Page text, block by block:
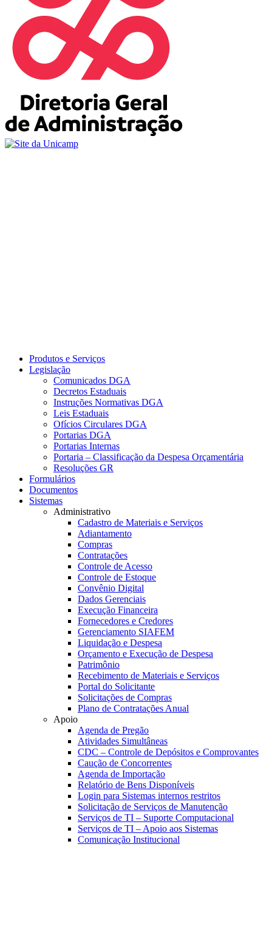
Produtos e Serviços
Legislação
Comunicados DGA
Decretos Estaduais
Instruções Normativas DGA
Leis Estaduais
Ofícios Circulares DGA
Portarias DGA
Portarias Internas
Portaria – Classificação da Despesa Orçamentária
Resoluções GR
Formulários
Documentos
Sistemas
Administrativo
Cadastro de Materiais e Serviços
Adiantamento
Compras
Contratações
Controle de Acesso
Controle de Estoque
Convênio Digital
Dados Gerenciais
Execução Financeira
Fornecedores e Credores
Gerenciamento SIAFEM
Liquidação e Despesa
Orçamento e Execução de Despesa
Patrimônio
Recebimento de Materiais e Serviços
Portal do Solicitante
Solicitações de Compras
Plano de Contratações Anual
Apoio
Agenda de Pregão
Atividades Simultâneas
CDC – Controle de Depósitos e Comprovantes
Caução de Concorrentes
Agenda de Importação
Relatório de Bens Disponíveis
Login para Sistemas internos restritos
Solicitação de Serviços de Manutenção
Serviços de TI – Suporte Computacional
Serviços de TI – Apoio aos Sistemas
Comunicação Institucional